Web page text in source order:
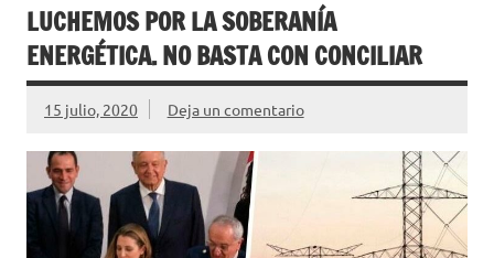
LUCHEMOS POR LA SOBERANÍA
ENERGÉTICA. NO BASTA CON CONCILIAR
15 julio, 2020 Deja un comentario